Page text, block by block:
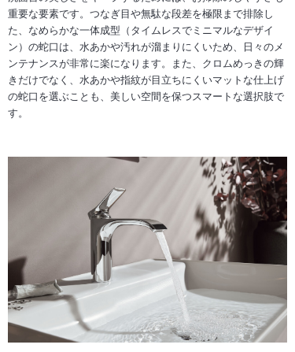
重要な要素です。つなぎ目や無駄な段差を極限まで排除し
た、なめらかな一体成型（タイムレスでミニマルなデザイ
ン）の蛇口は、水あかや汚れが溜まりにくいため、日々のメ
ンテナンスが非常に楽になります。また、クロムめっきの輝
きだけでなく、水あかや指紋が目立ちにくいマットな仕上げ
の蛇口を選ぶことも、美しい空間を保つスマートな選択肢で
す。